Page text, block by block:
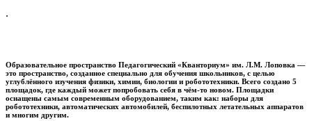
.
Образовательное пространство Педагогический «Кванториум» им. Л.М. Лоповка —
это пространство, созданное специально для обучения школьников, с целью
углублённого изучения физики, химии, биологии и робототехники. Всего создано 5
площадок, где каждый может попробовать себя в чём-то новом. Площадки
оснащены самым современным оборудованием, таким как: наборы для
робототехники, автоматических автомобилей, беспилотных летательных аппаратов
и многим другим.